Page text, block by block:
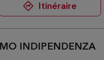
Itinéraire
INDIPENDENZA